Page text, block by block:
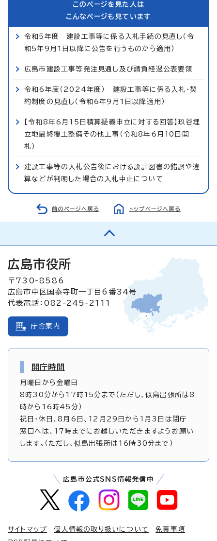
このページを見た人は
こんなページも見ています
令和5年度 建設工事等に係る入札手続の見直し（令
和5年9月1日以降に公告を行うものから適用）
広島市建設工事等発注見通し及び請負経過公表要領
令和6年度（2024年度） 建設工事等に係る入札・契
約制度の見直し（令和6年9月1日以降適用）
【令和8年6月15日積算疑義申立に対する回答】玖谷埋
立地最終覆土整備その他工事（令和8年6月10日開
札）
建設工事等の入札公告後における設計図書の錯誤や違
算などが判明した場合の入札中止について
前のページへ戻る トップページへ戻る
広島市役所
〒730-8586
広島市中区国泰寺町一丁目6番34号
代表電話：082-245-2111
庁舎案内
開庁時間
月曜日から金曜日
8時30分から17時15分まで（ただし、似島出張所は8
時から16時45分）
祝日・休日、8月6日、12月29日から1月3日は閉庁
窓口へは、17時までにお越しいただきますようお願い
します。（ただし、似島出張所は16時30分まで）
広島市公式SNS情報発信中
サイトマップ 個人情報の取り扱いについて
免責事項